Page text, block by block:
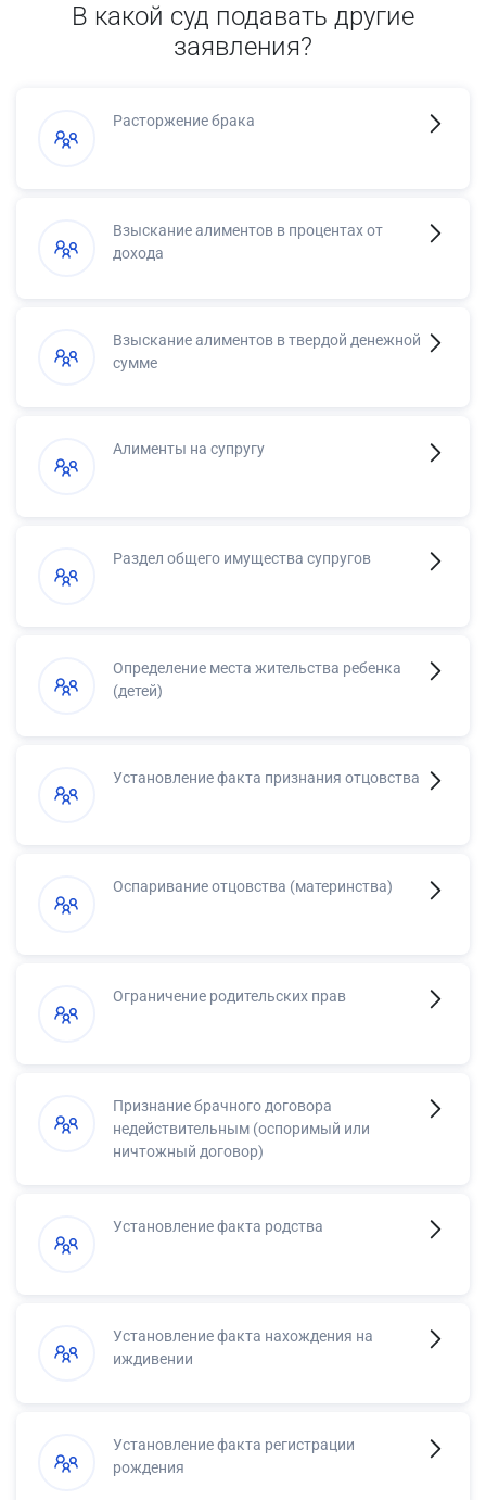
В какой суд подавать другие
заявления?
Расторжение брака
Взыскание алиментов в процентах от
дохода
Взыскание алиментов в твердой денежной
сумме
Алименты на супругу
Раздел общего имущества супругов
Определение места жительства ребенка
(детей)
Установление факта признания отцовства
Оспаривание отцовства (материнства)
Ограничение родительских прав
Признание брачного договора
недействительным (оспоримый или
ничтожный договор)
Установление факта родства
Установление факта нахождения на
иждивении
Установление факта регистрации
рождения